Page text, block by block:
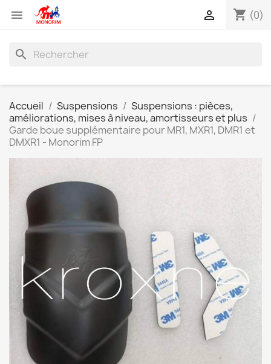
 shopping_cart (0)

search
Accueil Suspensions
Suspensions : pièces,
améliorations, mises à niveau, amortisseurs et plus
Garde boue supplémentaire pour MR1, MXR1, DMR1 et
DMXR1 - Monorim FP